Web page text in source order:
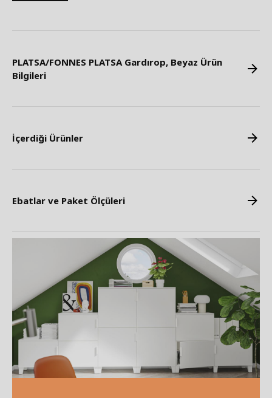
PLATSA/FONNES PLATSA Gardırop, Beyaz Ürün
Bilgileri
İçerdiği Ürünler
Ebatlar ve Paket Ölçüleri